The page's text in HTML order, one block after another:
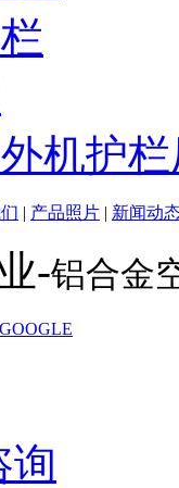
机护
| 产品照片 | 新闻动
-铝合金
GOOGLE
询